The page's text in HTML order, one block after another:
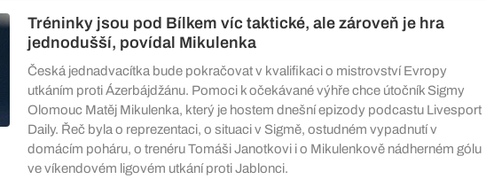
Tréninky jsou pod Bílkem víc taktické, ale zároveň je hra
jednodušší, povídal Mikulenka
Česká jednadvacítka bude pokračovat v kvalifikaci o mistrovství Evropy
utkáním proti Ázerbájdžánu. Pomoci k očekávané výhře chce útočník Sigmy
Olomouc Matěj Mikulenka, který je hostem dnešní epizody podcastu Livesport
Daily. Řeč byla o reprezentaci, o situaci v Sigmě, ostudném vypadnutí v
domácím poháru, o trenéru Tomáši Janotkovi i o Mikulenkově nádherném gólu
ve víkendovém ligovém utkání proti Jablonci.